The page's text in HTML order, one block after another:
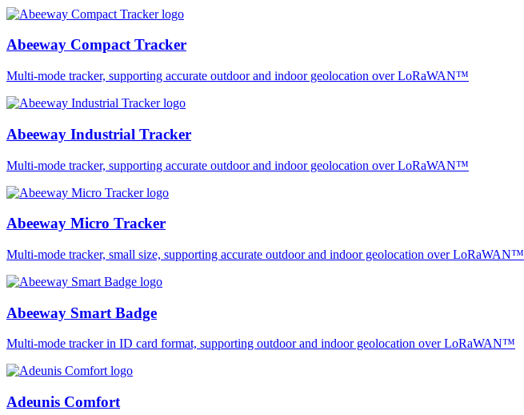
Abeeway Compact Tracker
Multi-mode tracker, supporting accurate outdoor and indoor geolocation over LoRaWAN™
Abeeway Industrial Tracker
Multi-mode tracker, supporting accurate outdoor and indoor geolocation over LoRaWAN™
Abeeway Micro Tracker
Multi-mode tracker, small size, supporting accurate outdoor and indoor geolocation over LoRaWAN™
Abeeway Smart Badge
Multi-mode tracker in ID card format, supporting outdoor and indoor geolocation over LoRaWAN™
Adeunis Comfort